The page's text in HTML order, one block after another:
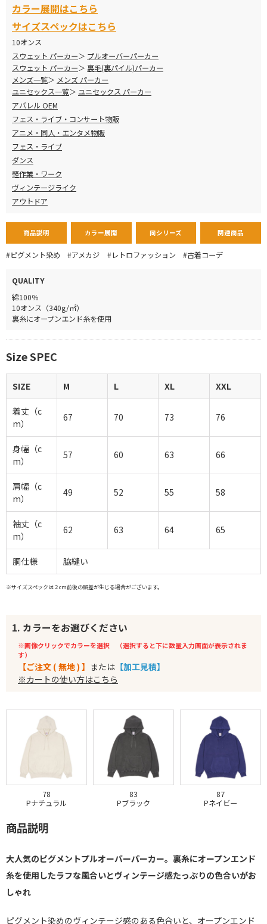
カラー展開はこちら
サイズスペックはこちら
10オンス
スウェット パーカー
プルオーバーパーカー
スウェット パーカー
裏毛(裏パイル)パーカー
メンズ一覧
メンズ パーカー
ユニセックス一覧
ユニセックス パーカー
アパレル OEM
フェス・ライブ・コンサート物販
アニメ・同人・エンタメ物販
フェス・ライブ
ダンス
軽作業・ワーク
ヴィンテージライク
アウトドア
商品説明 カラー展開 同シリーズ 関連商品
#ピグメント染め #アメカジ #レトロファッション #古着コーデ
QUALITY
綿100％
10オンス（340g/㎡）
裏糸にオープンエンド糸を使用
Size SPEC
SIZE M L XL XXL
着丈（c
m）
67 70 73 76
身幅（c
m）
57 60 63 66
肩幅（c
m）
49 52 55 58
袖丈（c
m）
62 63 64 65
胴仕様 脇縫い
※サイズスペックは２cm前後の誤差が生じる場合がございます。
1. カラーをお選びください
※画像クリックでカラーを選択 （選択すると下に数量入力画面が表示されま
す）
【ご注文 ( 無地 ) 】 または 【加工見積】
※カートの使い方はこちら
78
Pナチュラル
83
Pブラック
87
Pネイビー
商品説明
大人気のピグメントプルオーバーパーカー。裏糸にオープンエンド
糸を使用したラフな風合いとヴィンテージ感たっぷりの色合いがお
しゃれ
ピグメント染めのヴィンテージ感のある色合いと、オープンエンド